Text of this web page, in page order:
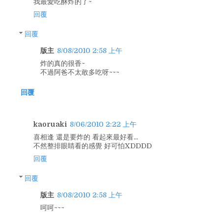
回覆
回覆
版主 8/08/2010 2:58 上午
炸的真的很香~
不過阿爸不太敢多吃呀~~~
回覆
kaoruaki 8/06/2010 2:22 上午
喜相逢 還是要炸的 看起來最好看...
不然整排眼睛看的感覺 好可怕XDDDD
回覆
回覆
版主 8/08/2010 2:58 上午
呵呵~~~